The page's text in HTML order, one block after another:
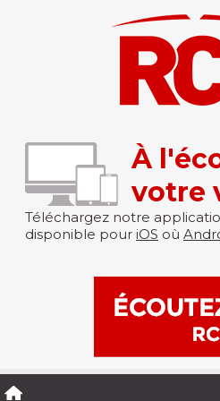
À
votre
Téléchargez notre
disponible pour iOS où